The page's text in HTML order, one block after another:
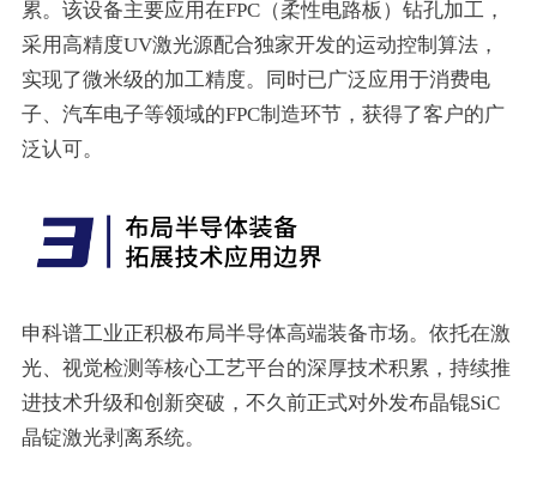
累。该设备主要应用在FPC（柔性电路板）钻孔加工，
采用高精度UV激光源配合独家开发的运动控制算法，
实现了微米级的加工精度。同时已广泛应用于消费电
子、汽车电子等领域的FPC制造环节，获得了客户的广
泛认可。
申科谱工业正积极布局半导体高端装备市场。依托在激
光、视觉检测等核心工艺平台的深厚技术积累，持续推
进技术升级和创新突破，不久前正式对外发布晶锟SiC
晶锭激光剥离系统。